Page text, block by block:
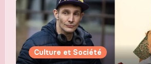
Culture et Société